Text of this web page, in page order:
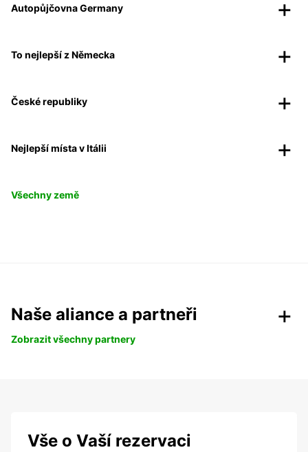
Autopůjčovna Germany
To nejlepší z Německa
České republiky
Nejlepší místa v Itálii
Všechny země
Naše aliance a partneři
Zobrazit všechny partnery
Vše o Vaší rezervaci